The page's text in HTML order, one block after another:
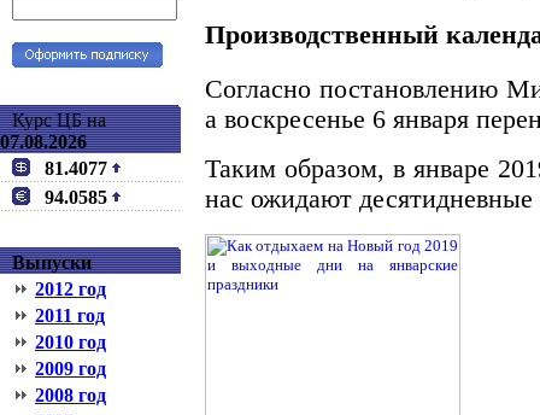
Курс ЦБ на
07.08.2026
81.4077
94.0585
Выпуски
2012 год
2011 год
2010 год
2009 год
2008 год
Производственный
Согласно постановлению
а воскресенье 6 января
Таким образом, в январе
нас ожидают